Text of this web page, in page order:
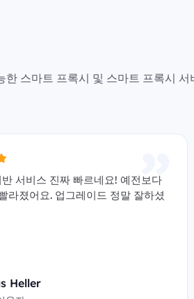
스마트 프록시 및 스마트 프록시 서
서비스 진짜 빠르네요! 예전보다
라졌어요. 업그레이드 정말 잘하셨
Heller